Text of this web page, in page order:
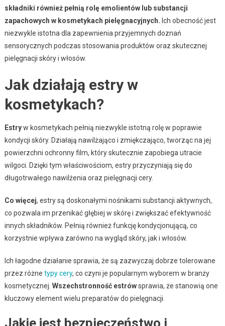
składniki również pełnią rolę emolientów lub substancji
zapachowych w kosmetykach pielęgnacyjnych. Ich obecność jest
niezwykle istotna dla zapewnienia przyjemnych doznań
sensorycznych podczas stosowania produktów oraz skutecznej
pielęgnacji skóry i włosów.
Jak działają estry w
kosmetykach?
Estryw kosmetykach pełnią niezwykle istotną rolę w poprawie
kondycji skóry. Działają nawilżająco i zmiękczająco, tworząc na jej
powierzchni ochronny film, który skutecznie zapobiega utracie
wilgoci. Dzięki tym właściwościom, estry przyczyniają się do
długotrwałego nawilżenia oraz pielęgnacji cery.
Co więcej, estry są doskonałymi nośnikami substancji aktywnych,
co pozwala im przenikać głębiej w skórę i zwiększać efektywność
innych składników. Pełnią również funkcję kondycjonującą, co
korzystnie wpływa zarówno na wygląd skóry, jak i włosów.
Ich łagodne działanie sprawia, że są zazwyczaj dobrze tolerowane
przez różne typy cery, co czyni je popularnym wyborem w branży
kosmetycznej. Wszechstronność estrówsprawia, że stanowią one
kluczowy element wielu preparatów do pielęgnacji.
Jakie jest bezpieczeństwo i